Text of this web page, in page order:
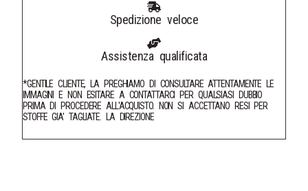
Spedizione veloce
Assistenza qualificata
*GENTILE CLIENTE, LA PREGHIAMO DI CONSULTARE ATTENTAMENTE LE
IMMAGINI E NON ESITARE A CONTATTARCI PER QUALSIASI DUBBIO
PRIMA DI PROCEDERE ALL'ACQUISTO. NON SI ACCETTANO RESI PER
STOFFE GIA' TAGLIATE. LA DIREZIONE